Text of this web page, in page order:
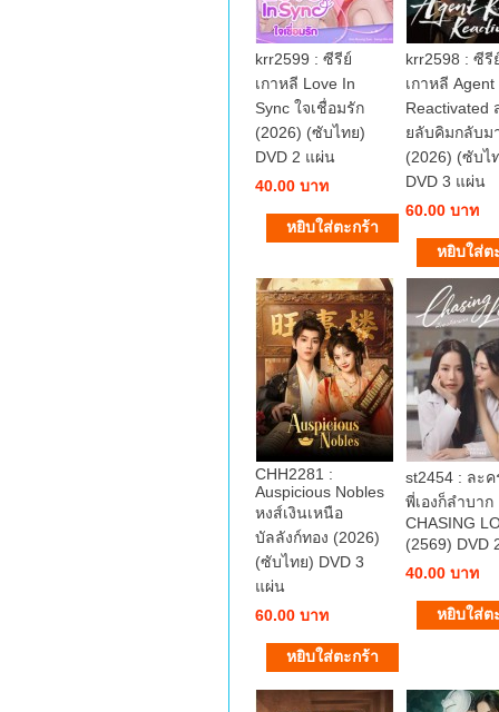
krr2599 : ซีรีย์
เกาหลี Love In
Sync ใจเชื่อมรัก
(2026) (ซับไทย)
DVD 2 แผ่น
40.00 บาท
krr2598 : ซีรี
เกาหลี Agent
Reactivated
ยลับคิมกลับม
(2026) (ซับไ
DVD 3 แผ่น
60.00 บาท
CHH2281 :
Auspicious Nobles
หงส์เงินเหนือ
บัลลังก์ทอง (2026)
(ซับไทย) DVD 3
แผ่น
60.00 บาท
st2454 : ละค
พี่เองก็ลำบาก
CHASING
(2569) DVD
40.00 บาท